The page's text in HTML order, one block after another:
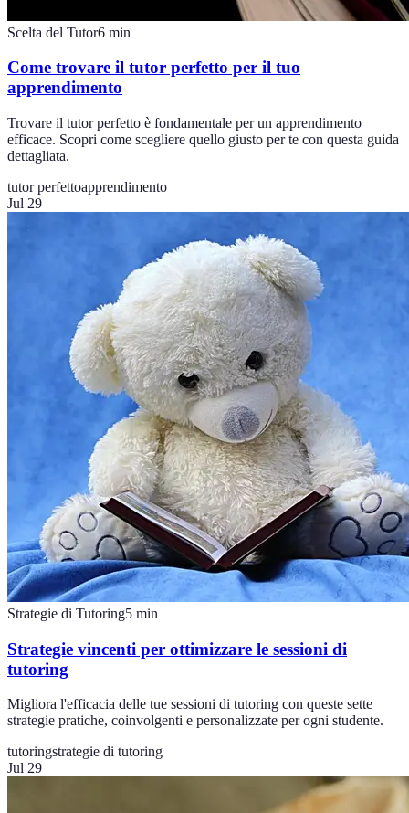
Scelta del Tutor6 min
Come trovare il tutor perfetto per il tuo
apprendimento
Trovare il tutor perfetto è fondamentale per un apprendimento
efficace. Scopri come scegliere quello giusto per te con questa guida
dettagliata.
tutor perfettoapprendimento
Jul 29
Strategie di Tutoring5 min
Strategie vincenti per ottimizzare le sessioni di
tutoring
Migliora l'efficacia delle tue sessioni di tutoring con queste sette
strategie pratiche, coinvolgenti e personalizzate per ogni studente.
tutoringstrategie di tutoring
Jul 29